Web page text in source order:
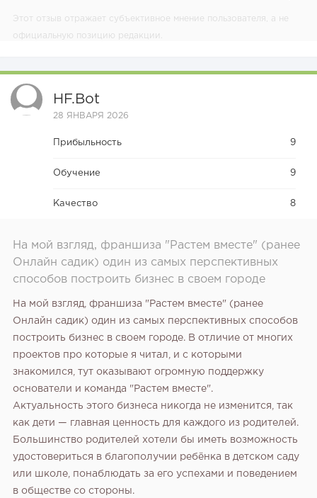
Этот отзыв отражает субъективное мнение пользователя, а не
официальную позицию редакции.
HF.bot
28 ЯНВАРЯ 2026
Прибыльность 9
Обучение 9
Качество 8
На мой взгляд, франшиза "Растем вместе" (ранее
Онлайн садик) один из самых перспективных
способов построить бизнес в своем городе
На мой взгляд, франшиза "Растем вместе" (ранее
Онлайн садик) один из самых перспективных способов
построить бизнес в своем городе. В отличие от многих
проектов про которые я читал, и с которыми
знакомился, тут оказывают огромную поддержку
основатели и команда "Растем вместе".
Актуальность этого бизнеса никогда не изменится, так
как дети — главная ценность для каждого из родителей.
Большинство родителей хотели бы иметь возможность
удостовериться в благополучии ребёнка в детском саду
или школе, понаблюдать за его успехами и поведением
в обществе со стороны.